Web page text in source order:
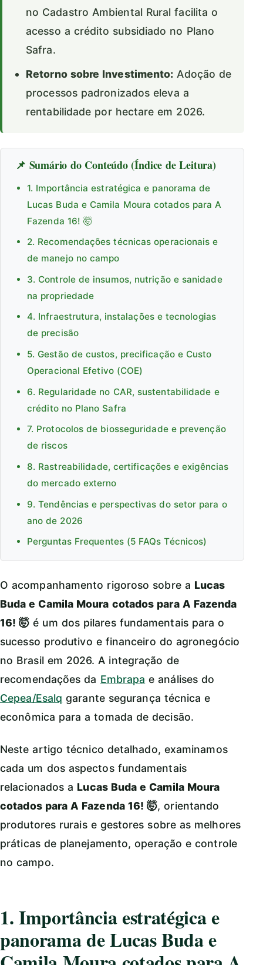
no Cadastro Ambiental Rural facilita o
acesso a crédito subsidiado no Plano
Safra.
Retorno sobre Investimento: Adoção de
processos padronizados eleva a
rentabilidade por hectare em 2026.
📌 Sumário do Conteúdo (Índice de Leitura)
1. Importância estratégica e panorama de
Lucas Buda e Camila Moura cotados para A
Fazenda 16! 🤯
2. Recomendações técnicas operacionais e
de manejo no campo
3. Controle de insumos, nutrição e sanidade
na propriedade
4. Infraestrutura, instalações e tecnologias
de precisão
5. Gestão de custos, precificação e Custo
Operacional Efetivo (COE)
6. Regularidade no CAR, sustentabilidade e
crédito no Plano Safra
7. Protocolos de biosseguridade e prevenção
de riscos
8. Rastreabilidade, certificações e exigências
do mercado externo
9. Tendências e perspectivas do setor para o
ano de 2026
Perguntas Frequentes (5 FAQs Técnicos)
O acompanhamento rigoroso sobre a Lucas
Buda e Camila Moura cotados para A Fazenda
16! 🤯 é um dos pilares fundamentais para o
sucesso produtivo e financeiro do agronegócio
no Brasil em 2026. A integração de
recomendações da Embrapa e análises do
Cepea/Esalq garante segurança técnica e
econômica para a tomada de decisão.
Neste artigo técnico detalhado, examinamos
cada um dos aspectos fundamentais
relacionados a Lucas Buda e Camila Moura
cotados para A Fazenda 16! 🤯, orientando
produtores rurais e gestores sobre as melhores
práticas de planejamento, operação e controle
no campo.
1. Importância estratégica e
panorama de Lucas Buda e